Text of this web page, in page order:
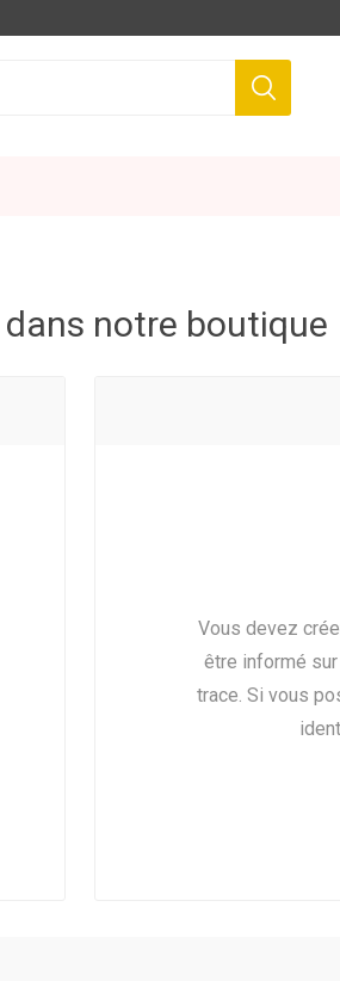
dans notre boutique
Vous devez
être informé
trace. Si vous